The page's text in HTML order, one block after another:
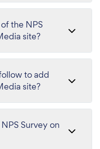
the NPS
site?
to add
site?
Survey on